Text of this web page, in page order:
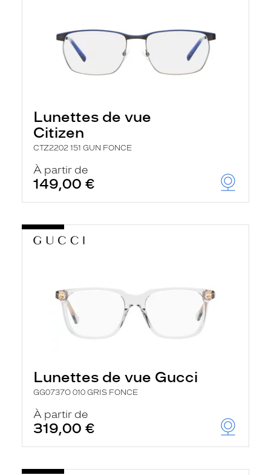
Lunettes de vue
Citizen
CTZ2202 151 GUN FONCE
À partir de
149,00 €
Lunettes de vue Gucci
GG0737O 010 GRIS FONCE
À partir de
319,00 €